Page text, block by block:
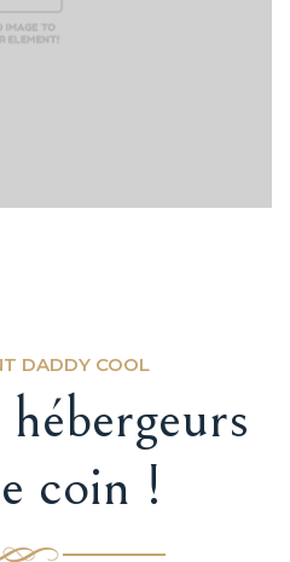
DADDY COOL
coin !